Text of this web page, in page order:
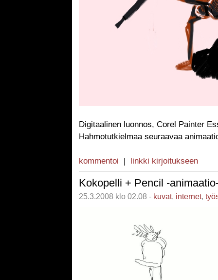
Digitaalinen luonnos, Corel Painter
Hahmotutkielmaa seuraavaa
kommentoi | linkki kirjoitukseen
Kokopelli + Pencil -
25.3.2008 klo 02.08 - kuvat, internet,